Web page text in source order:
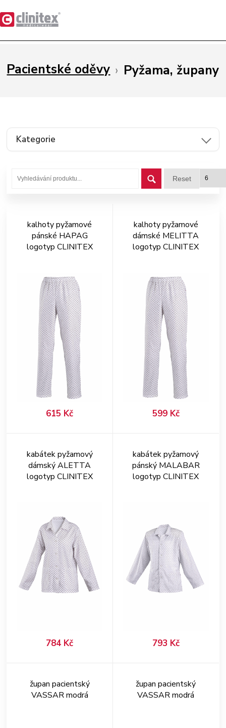
Pacientské oděvy › Pyžama, župany
Kategorie
Reset
kalhoty pyžamové
pánské HAPAG
logotyp CLINITEX
615 Kč
kalhoty pyžamové
dámské MELITTA
logotyp CLINITEX
599 Kč
kabátek pyžamový
dámský ALETTA
logotyp CLINITEX
784 Kč
kabátek pyžamový
pánský MALABAR
logotyp CLINITEX
793 Kč
župan pacientský
VASSAR modrá
župan pacientský
VASSAR modrá